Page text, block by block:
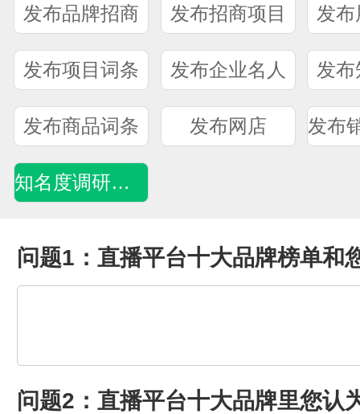
发布品牌招商 发布招商项目 发
发布项目词条 发布企业名人 发
发布商品词条 发布网店
知名度调研问卷
问题1：直播平台十大品牌榜单和
问题2：直播平台十大品牌里您认